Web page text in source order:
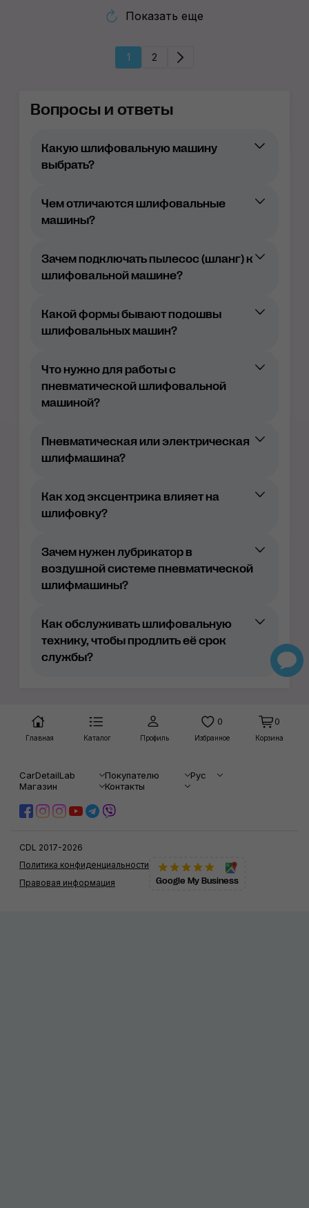
Показать еще
1 2
Вопросы и ответы
Какую шлифовальную машину
выбрать?
Чем отличаются шлифовальные
машины?
типом привода (с зубчатым приводом,
ходом эксцентрика (3, 6, 9 мм);
способом подключения (электрические
способом пылеудаления
(принудительное и автономное), при
принудительным типом пылеудаления
в обязательном порядке требуется
подключение пылесоса.
Зачем подключать пылесос (шланг) к
шлифовальной машине?
Какой формы бывают подошвы
шлифовальных машин?
Что нужно для работы с
пневматической шлифовальной
машиной?
Пневматическая или электрическая
шлифмашина?
Как ход эксцентрика влияет на
шлифовку?
обработки поверхностей с
применением абразивов с мелкой
зернистостью (Р800 и выше);
размер хода эксцентрика. Совместим
с абразивами от Р120 до Р600. При
правильно подобранном абразивном
чёрновой шлифовки. Работает с
абразивами Р40…180.
Зачем нужен лубрикатор в
воздушной системе пневматической
шлифмашины?
Как обслуживать шлифовальную
технику, чтобы продлить её срок
службы?
Главная Каталог Профиль
0
Избранное
0
Корзина
CarDetailLab Покупателю
Рус
Магазин
Контакты
CDL 2017-2026
Правовая информация
Политика конфиденциальности
Google My Business